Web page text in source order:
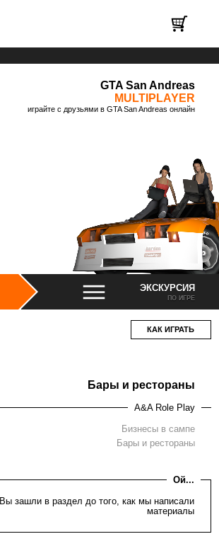
GTA San Andreas
MULTIPLAYER
играйте с друзьями в GTA San Andreas онлайн
ЭКСКУРСИЯ
ПО ИГРЕ
КАК ИГРАТЬ
Бары и рестораны
A&A Role Play
Бизнесы в сампе
Бары и рестораны
Ой...
Вы зашли в раздел до того, как мы написали
материалы